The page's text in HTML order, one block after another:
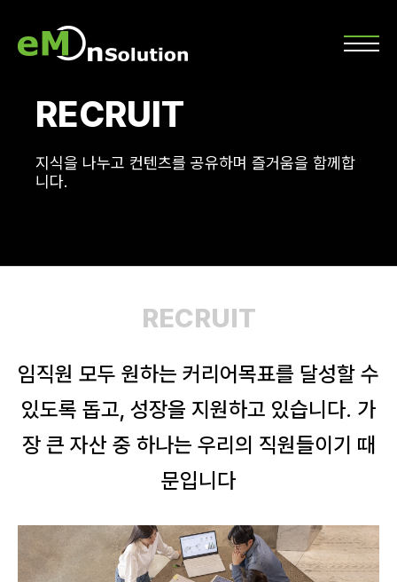
RECRUIT
지식을 나누고 컨텐츠를 공유하며 즐거움을 함께합
니다.
RECRUIT
임직원 모두 원하는 커리어목표를 달성할 수
있도록 돕고, 성장을 지원하고 있습니다. 가
장 큰 자산 중 하나는 우리의 직원들이기 때
문입니다